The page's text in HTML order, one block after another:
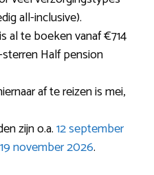
all-inclusive).
al te boeken vanaf €714
Half pension
af te reizen is mei,
zijn o.a.12 september
19 november 2026.